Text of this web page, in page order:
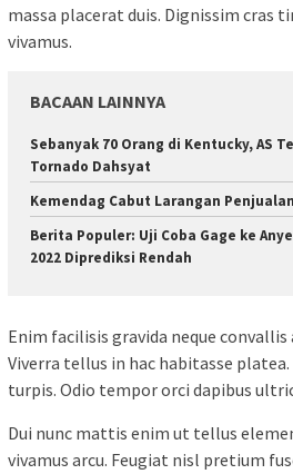
massa placerat duis. Dignissim cras
vivamus.
BACAAN LAINNYA
Sebanyak 70 Orang di Kentucky, AS
Tornado Dahsyat
Kemendag Cabut Larangan
Berita Populer: Uji Coba Gage ke
2022 Diprediksi Rendah
Enim facilisis gravida neque convallis
Viverra tellus in hac habitasse
turpis. Odio tempor orci dapibus
Dui nunc mattis enim ut tellus
vivamus arcu. Feugiat nisl pretium